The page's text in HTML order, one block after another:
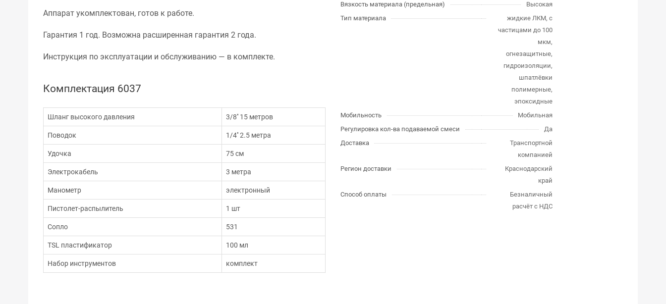
Аппарат укомплектован, готов к работе.
Гарантия 1 год. Возможна расширенная гарантия 2 года.
Инструкция по эксплуатации и обслуживанию — в комплекте.
Комплектация 6037
Шланг высокого давления 3/8'' 15 метров
Поводок 1/4'' 2.5 метра
Удочка 75 см
Электрокабель 3 метра
Манометр электронный
Пистолет-распылитель 1 шт
Сопло 531
TSL пластификатор 100 мл
Набор инструментов комплект
Вязкость материала (предельная)
Высокая
Тип материала
жидкие ЛКМ, с
частицами до 100
мкм,
огнезащитные,
гидроизоляции,
шпатлёвки
полимерные,
эпоксидные
Мобильность
Мобильная
Регулировка кол-ва подаваемой смеси
Да
Доставка
Транспортной
компанией
Регион доставки
Краснодарский
край
Способ оплаты
Безналичный
расчёт с НДС